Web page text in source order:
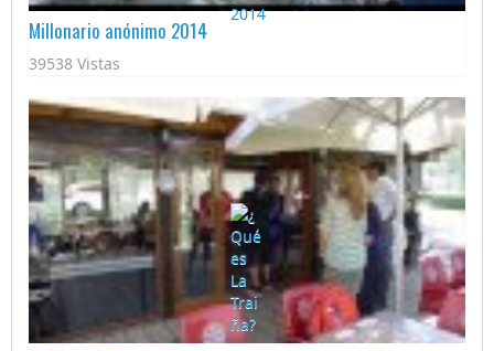
Millonario anónimo 2014
39538 Vistas